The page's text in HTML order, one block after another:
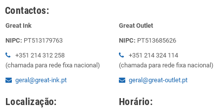
Contactos:
Great Ink
NIPC: PT513179763
+351 214 312 258
(chamada para rede fixa nacional)
geral@great-ink.pt
Great Outlet
NIPC: PT513685626
+351 214 324 114
(chamada para rede fixa nacional)
geral@great-outlet.pt
Localização: Horário: